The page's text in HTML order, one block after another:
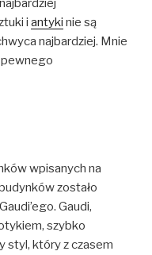
i antyki nie są
najbardziej. Mnie
pewnego
wpisanych na
zostało
Gaudi,
szybko
styl, który z czasem